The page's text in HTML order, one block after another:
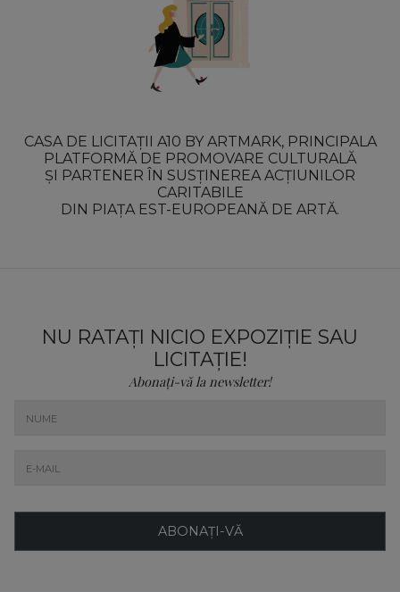
CASA DE LICITAȚII A10 BY ARTMARK, PRINCIPALA
PLATFORMĂ DE PROMOVARE CULTURALĂ
ȘI PARTENER ÎN SUSȚINEREA ACȚIUNILOR
CARITABILE
DIN PIAȚA EST-EUROPEANĂ DE ARTĂ.
NU RATAȚI NICIO EXPOZIȚIE SAU
LICITAȚIE!
Abonați-vă la newsletter!
ABONAȚI-VĂ